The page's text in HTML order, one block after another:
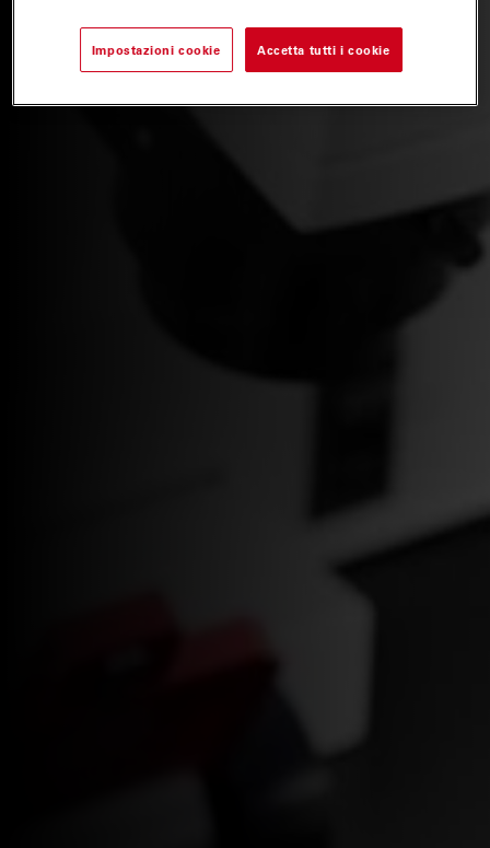
Impostazioni cookie Accetta tutti i cookie